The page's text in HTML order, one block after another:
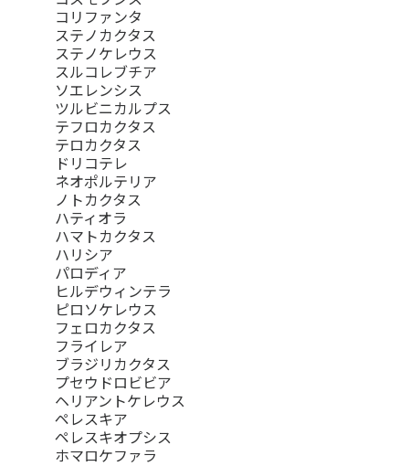
コリファンタ
ステノカクタス
ステノケレウス
スルコレブチア
ソエレンシス
ツルビニカルプス
テフロカクタス
テロカクタス
ドリコテレ
ネオポルテリア
ノトカクタス
ハティオラ
ハマトカクタス
ハリシア
パロディア
ヒルデウィンテラ
ピロソケレウス
フェロカクタス
フライレア
ブラジリカクタス
プセウドロビビア
ヘリアントケレウス
ペレスキア
ペレスキオプシス
ホマロケファラ